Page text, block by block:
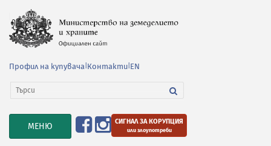
Профил на купувача Контакти EN
TOGGLE
NAVIGATION
МЕНЮ СИГНАЛ ЗА КОРУПЦИЯ
или злоупотреби